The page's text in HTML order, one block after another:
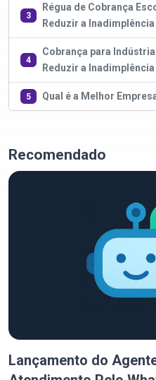
3
Régua de Cobrança
Reduzir a
4
Cobrança para
Reduzir a
5 Qual é a Melhor
Recomendado
Lançamento do